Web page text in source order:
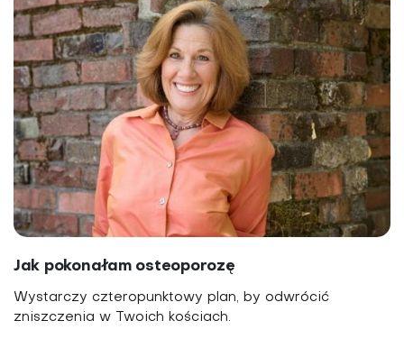
Jak pokonałam osteoporozę
Wystarczy czteropunktowy plan, by odwrócić
zniszczenia w Twoich kościach.